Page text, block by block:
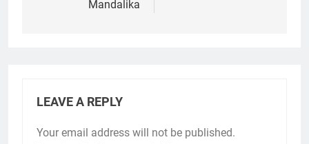
Mandalika
LEAVE A REPLY
Your email address will not be published.